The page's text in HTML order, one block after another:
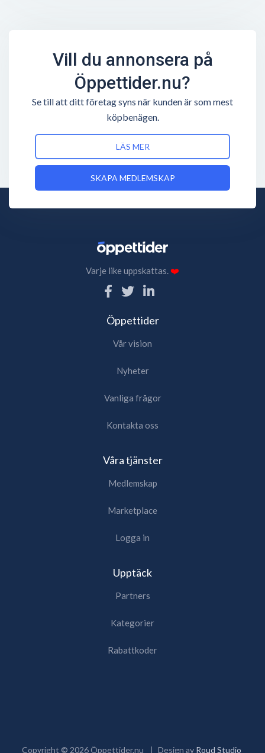
Vill du annonsera på
Öppettider.nu?
Se till att ditt företag syns när kunden är som mest
köpbenägen.
LÄS MER
SKAPA MEDLEMSKAP
Varje like uppskattas.❤️
Öppettider
Vår vision
Nyheter
Vanliga frågor
Kontakta oss
Våra tjänster
Medlemskap
Marketplace
Logga in
Upptäck
Partners
Kategorier
Rabattkoder
Copyright © 2026Öppettider.nu Design av Roud Studio